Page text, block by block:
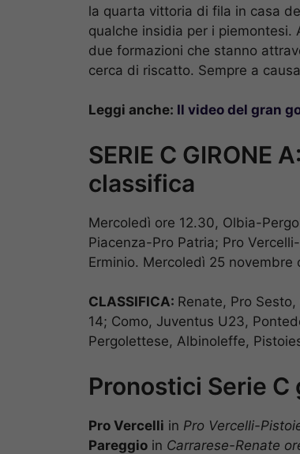
la quarta vittoria di fila in casa
qualche insidia per i
due formazioni che stanno
cerca di riscatto. Sempre a
Leggi anche: Il video del gran
SERIE C GIRONE
classifica
Mercoledì ore 12.30, Olbia-
Piacenza-Pro Patria; Pro
Erminio. Mercoledì 25
CLASSIFICA: Renate, Pro
14; Como, Juventus U23,
Pergolettese, Albinoleffe,
Pronostici Serie
Pro Vercelli in Pro Vercelli-
Pareggio in Carrarese-Renate